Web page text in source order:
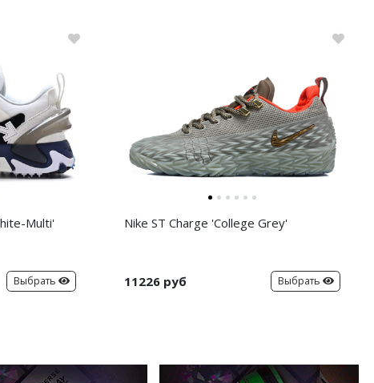
Multi'
Выбрать
Nike ST Charge 'College Grey'
11226 руб Выбрать